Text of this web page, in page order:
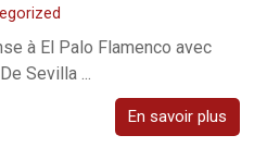
à El Palo Flamenco avec
Sevilla ...
En savoir plus